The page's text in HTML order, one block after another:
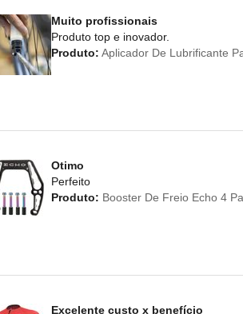
Muito profissionais
Produto top e inovador.
Produto: Aplicador De Lubrificante
Otimo
Perfeito
Produto: Booster De Freio Echo 4
Excelente custo x benefício